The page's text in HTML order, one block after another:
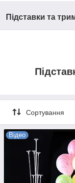
Підставки та
Сортування
Відео